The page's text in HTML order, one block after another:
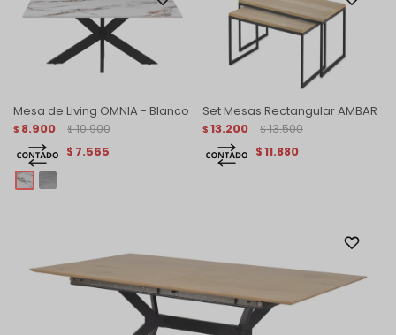
Mesa de Living OMNIA - Blanco
$ 8.900 $ 10.900
$ 7.565
Set Mesas Rectangular AMBAR
$ 13.200 $ 13.500
$11.880